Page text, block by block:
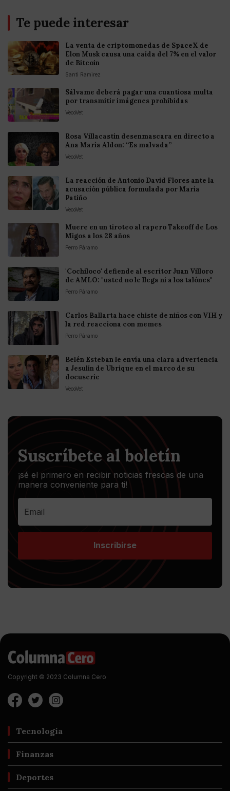
Te puede interesar
La venta de criptomonedas de SpaceX de
Elon Musk causa una caída del 7% en el valor
de Bitcoin
Santi Ramirez
Sálvame deberá pagar una cuantiosa multa
por transmitir imágenes prohibidas
VecoVet
Rosa Villacastín desenmascara en directo a
Ana María Aldon: “Es malvada”
VecoVet
La reacción de Antonio David Flores ante la
acusación pública formulada por María
Patiño
VecoVet
Muere en un tiroteo al rapero Takeoff de Los
Migos a los 28 años
Perro Páramo
'Cochiloco' defiende al escritor Juan Villoro
de AMLO: "usted no le llega ni a los talónes"
Perro Páramo
Carlos Ballarta hace chiste de niños con VIH y
la red reacciona con memes
Perro Páramo
Belén Esteban le envía una clara advertencia
a Jesulín de Ubrique en el marco de su
docuserie
VecoVet
Suscríbete al boletín
¡sé el primero en recibir noticias frescas de una
manera conveniente para ti!
Inscribirse
Copyright © 2023 Columna Cero
Tecnología
Finanzas
Deportes